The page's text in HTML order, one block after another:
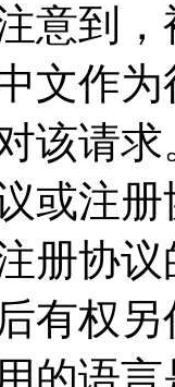
意到
文作
该请
或注
册协
有权